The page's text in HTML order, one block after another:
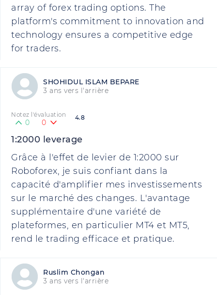
array of forex trading options. The
platform's commitment to innovation and
technology ensures a competitive edge
for traders.
SHOHIDUL ISLAM BEPARE
3 ans vers l'arrière
4.8
Notez l'évaluation
0 0
1:2000 leverage
Grâce à l'effet de levier de 1:2000 sur
Roboforex, je suis confiant dans la
capacité d'amplifier mes investissements
sur le marché des changes. L'avantage
supplémentaire d'une variété de
plateformes, en particulier MT4 et MT5,
rend le trading efficace et pratique.
Ruslim Chongan
3 ans vers l'arrière